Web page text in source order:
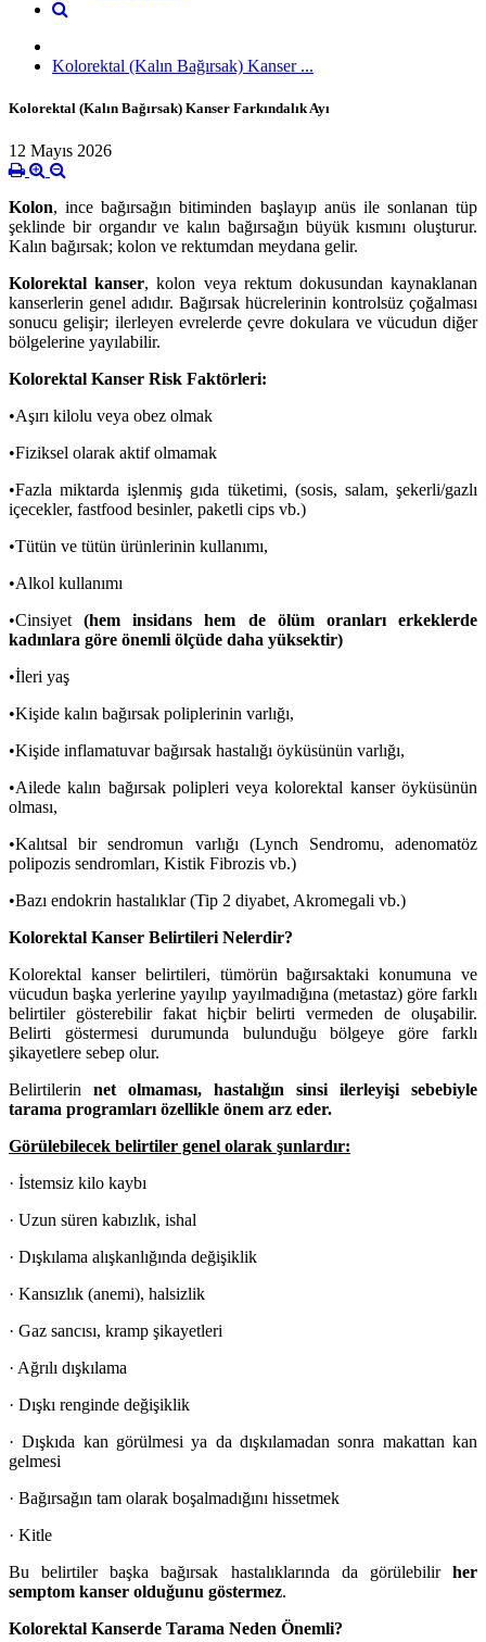
Kolorektal (Kalın Bağırsak) Kanser ...
Kolorektal (Kalın Bağırsak) Kanser Farkındalık Ayı
12 Mayıs 2026
Kolon, ince bağırsağın bitiminden başlayıp anüs ile sonlanan tüp
şeklinde bir organdır ve kalın bağırsağın büyük kısmını oluşturur.
Kalın bağırsak; kolon ve rektumdan meydana gelir.
Kolorektal kanser, kolon veya rektum dokusundan kaynaklanan
kanserlerin genel adıdır. Bağırsak hücrelerinin kontrolsüz çoğalması
sonucu gelişir; ilerleyen evrelerde çevre dokulara ve vücudun diğer
bölgelerine yayılabilir.
Kolorektal Kanser Risk Faktörleri:
•Aşırı kilolu veya obez olmak
•Fiziksel olarak aktif olmamak
•Fazla miktarda işlenmiş gıda tüketimi, (sosis, salam, şekerli/gazlı
içecekler, fastfood besinler, paketli cips vb.)
•Tütün ve tütün ürünlerinin kullanımı,
•Alkol kullanımı
•Cinsiyet(hem insidans hem de ölüm oranları erkeklerde
kadınlara göre önemli ölçüde daha yüksektir)
•İleri yaş
•Kişide kalın bağırsak poliplerinin varlığı,
•Kişide inflamatuvar bağırsak hastalığı öyküsünün varlığı,
•Ailede kalın bağırsak polipleri veya kolorektal kanser öyküsünün
olması,
•Kalıtsal bir sendromun varlığı (Lynch Sendromu, adenomatöz
polipozis sendromları, Kistik Fibrozis vb.)
•Bazı endokrin hastalıklar (Tip 2 diyabet, Akromegali vb.)
Kolorektal Kanser Belirtileri Nelerdir?
Kolorektal kanser belirtileri, tümörün bağırsaktaki konumuna ve
vücudun başka yerlerine yayılıp yayılmadığına (metastaz) göre farklı
belirtiler gösterebilir fakat hiçbir belirti vermeden de oluşabilir.
Belirti göstermesi durumunda bulunduğu bölgeye göre farklı
şikayetlere sebep olur.
Belirtilerin net olmaması, hastalığın sinsi ilerleyişi sebebiyle
tarama programları özellikle önem arz eder.
Görülebilecek belirtiler genel olarak şunlardır:
· İstemsiz kilo kaybı
· Uzun süren kabızlık, ishal
· Dışkılama alışkanlığında değişiklik
· Kansızlık (anemi), halsizlik
· Gaz sancısı, kramp şikayetleri
· Ağrılı dışkılama
· Dışkı renginde değişiklik
· Dışkıda kan görülmesi ya da dışkılamadan sonra makattan kan
gelmesi
· Bağırsağın tam olarak boşalmadığını hissetmek
· Kitle
Bu belirtiler başka bağırsak hastalıklarında da görülebilir her
semptom kanser olduğunu göstermez.
Kolorektal Kanserde Tarama Neden Önemli?